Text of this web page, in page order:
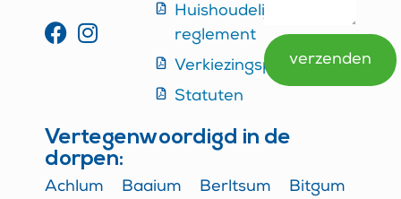
Huishoudelijk
reglement
Verkiezingsprogramma
Statuten
verzenden
Vertegenwoordigd in de
dorpen:
Achlum Baaium Berltsum Bitgum